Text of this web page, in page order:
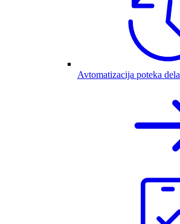
Avtomatizacija poteka dela